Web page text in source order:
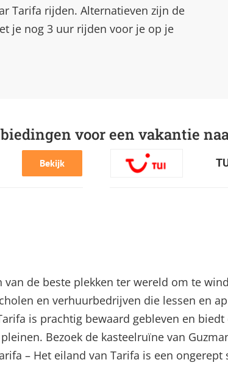
Tarifa rijden. Alternatieven zijn de
je nog 3 uur rijden voor je op je
voor een vakantie
Bekijk
de beste plekken ter wereld om te
en verhuurbedrijven die lessen en
is prachtig bewaard gebleven en
Bezoek de kasteelruïne van
– Het eiland van Tarifa is een